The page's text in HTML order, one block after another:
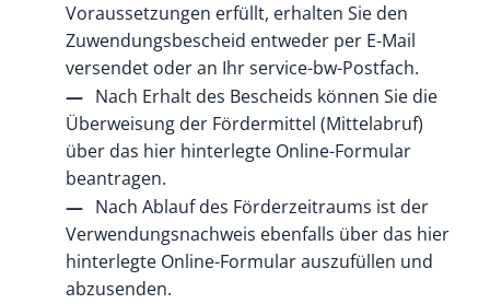
Voraussetzungen erfüllt, erhalten Sie den
Zuwendungsbescheid entweder per E-Mail
versendet oder an Ihr service-bw-Postfach.
Nach Erhalt des Bescheids können Sie die
Überweisung der Fördermittel (Mittelabruf)
über das hier hinterlegte Online-Formular
beantragen.
Nach Ablauf des Förderzeitraums ist der
Verwendungsnachweis ebenfalls über das hier
hinterlegte Online-Formular auszufüllen und
abzusenden.